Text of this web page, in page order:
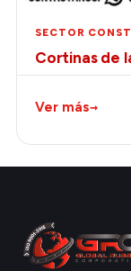
SECTOR
Cortinas de
Ver más→